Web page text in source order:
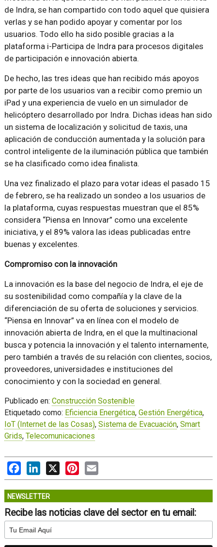
de Indra, se han compartido con todo aquel que quisiera
verlas y se han podido apoyar y comentar por los
usuarios. Todo ello ha sido posible gracias a la
plataforma i-Participa de Indra para procesos digitales
de participación e innovación abierta.
De hecho, las tres ideas que han recibido más apoyos
por parte de los usuarios van a recibir como premio un
iPad y una experiencia de vuelo en un simulador de
helicóptero desarrollado por Indra. Dichas ideas han sido
un sistema de localización y solicitud de taxis, una
aplicación de conducción aumentada y la solución para
control inteligente de la iluminación pública que también
se ha clasificado como idea finalista.
Una vez finalizado el plazo para votar ideas el pasado 15
de febrero, se ha realizado un sondeo a los usuarios de
la plataforma, cuyas respuestas muestran que el 85%
considera “Piensa en Innovar” como una excelente
iniciativa, y el 89% valora las ideas publicadas entre
buenas y excelentes.
Compromiso con la innovación
La innovación es la base del negocio de Indra, el eje de
su sostenibilidad como compañía y la clave de la
diferenciación de su oferta de soluciones y servicios.
“Piensa en Innovar” va en línea con el modelo de
innovación abierta de Indra, en el que la multinacional
busca y potencia la innovación y el talento internamente,
pero también a través de su relación con clientes, socios,
proveedores, universidades e instituciones del
conocimiento y con la sociedad en general.
Publicado en: Construcción Sostenible
Etiquetado como: Eficiencia Energética, Gestión Energética,
IoT (Internet de las Cosas), Sistema de Evacuación, Smart
Grids, Telecomunicaciones
FacebookLinkedIn
X PinterestEmail
NEWSLETTER
Recibe las noticias clave del sector en tu email: